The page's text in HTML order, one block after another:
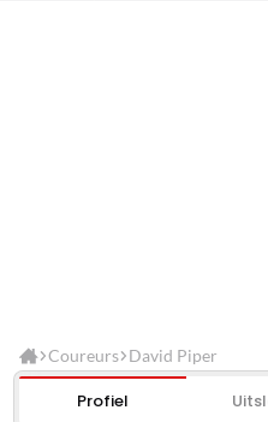
Coureurs David Piper
Profiel